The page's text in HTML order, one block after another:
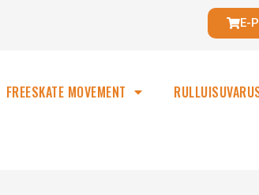
E-
FREESKATE MOVEMENT